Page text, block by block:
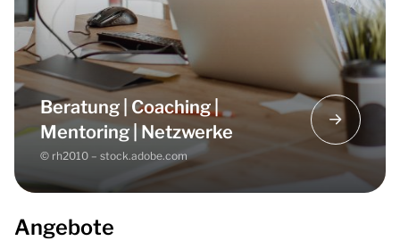
Vorbereitung auf das Bankgespräch
Beantragung von Zuschüssen aus dem
Beratungsprogramm Wirtschaft
Möglichkeiten von weiterführender
Beratung, Coaching, Mentoring sowie Tipps
zu passenden Netzwerken.
Beratung | Coaching |
Mentoring | Netzwerke
© rh2010 – stock.adobe.com
Angebote